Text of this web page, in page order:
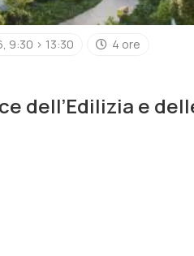
9:30 > 13:30
4 ore
dell’Edilizia e